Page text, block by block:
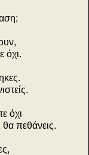
όχι.
όχι
πεθάνεις.